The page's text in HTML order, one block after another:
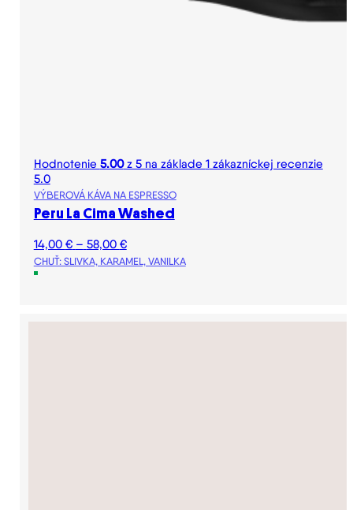
Hodnotenie 5.00z 5 na základe 1zákazníckej recenzie
5.0
VÝBEROVÁ KÁVA NA ESPRESSO
Peru La Cima Washed
14,00 € – 58,00 €Price
range:
CHUŤ: SLIVKA, KARAMEL, VANILKA